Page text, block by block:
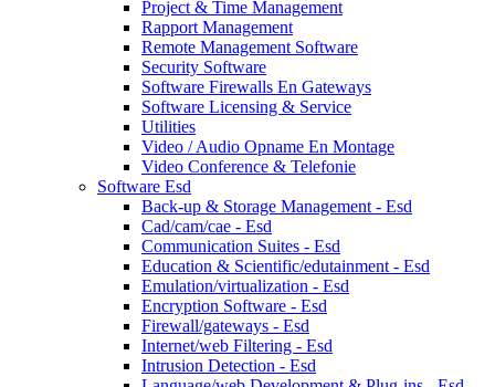
Project & Time Management
Rapport Management
Remote Management Software
Security Software
Software Firewalls En Gateways
Software Licensing & Service
Utilities
Video / Audio Opname En Montage
Video Conference & Telefonie
Software Esd
Back-up & Storage Management - Esd
Cad/cam/cae - Esd
Communication Suites - Esd
Education & Scientific/edutainment - Esd
Emulation/virtualization - Esd
Encryption Software - Esd
Firewall/gateways - Esd
Internet/web Filtering - Esd
Intrusion Detection - Esd